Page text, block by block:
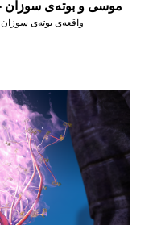
واقعه‌ی بوته‌ی سوزان